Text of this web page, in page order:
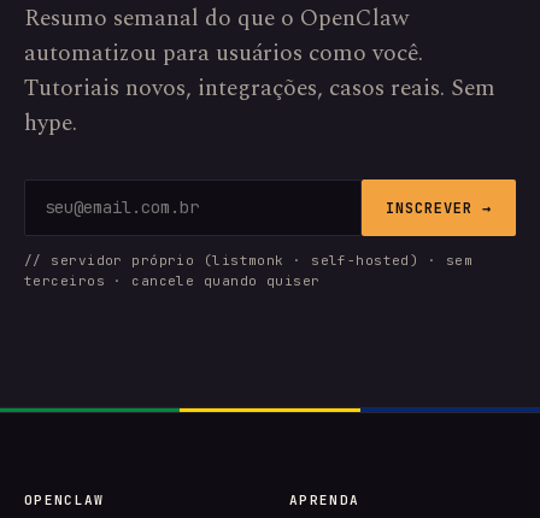
Resumo semanal do que o OpenClaw
automatizou para usuários como você.
Tutoriais novos, integrações, casos reais. Sem
hype.
INSCREVER →
// servidor próprio (listmonk · self-hosted) · sem
terceiros · cancele quando quiser
OPENCLAW APRENDA